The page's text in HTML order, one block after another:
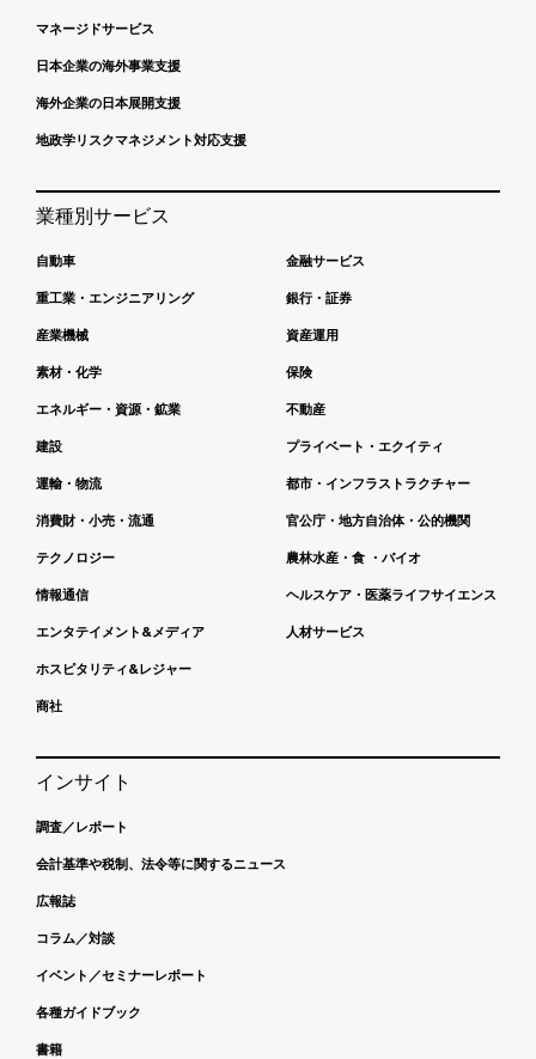
マネージドサービス
日本企業の海外事業支援
海外企業の日本展開支援
地政学リスクマネジメント対応支援
業種別サービス
自動車
重工業・エンジニアリング
産業機械
素材・化学
エネルギー・資源・鉱業
建設
運輸・物流
消費財・小売・流通
テクノロジー
情報通信
エンタテイメント&メディア
ホスピタリティ&レジャー
商社
金融サービス
銀行・証券
資産運用
保険
不動産
プライベート・エクイティ
都市・インフラストラクチャー
官公庁・地方自治体・公的機関
農林水産・食 ・バイオ
ヘルスケア・医薬ライフサイエンス
人材サービス
インサイト
調査／レポート
会計基準や税制、法令等に関するニュース
広報誌
コラム／対談
イベント／セミナーレポート
各種ガイドブック
書籍